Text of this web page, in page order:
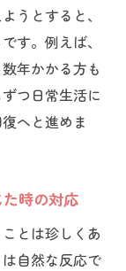
うとすると、
す。例えば、
年かかる方も
つ日常生活に
へと進めま
時の対応
とは珍しくあ
自然な反応で